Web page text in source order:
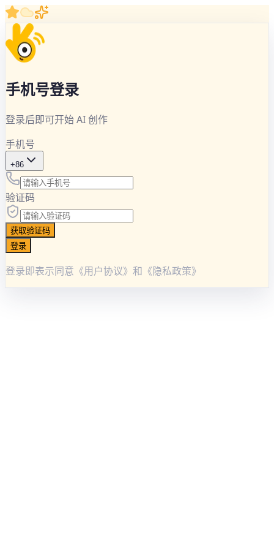
手机号登录
登录后即可开始 AI 创作
手机号
+86
验证码
获取验证码
登录
登录即表示同意《用户协议》和《隐私政策》